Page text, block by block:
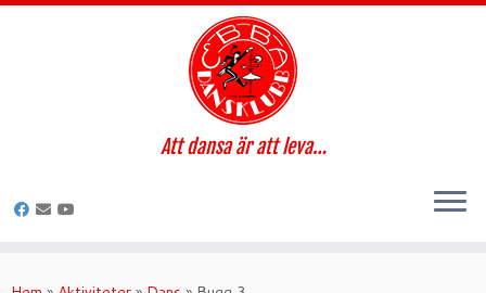
till
Att dansa är att leva…